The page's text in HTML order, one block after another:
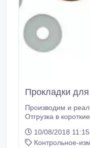
Прокладки
Производим и
Отгрузка в
производитель, не требует обязательной
сертификации..
10/08/2018 11:15
Контрольное-